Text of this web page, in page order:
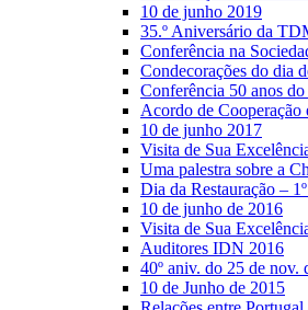
10 de junho 2019
35.º Aniversário da
Conferência na
Condecorações do dia
Conferência 50 anos
Acordo de Cooperação
10 de junho 2017
Visita de Sua
Uma palestra sobre a
Dia da Restauração –
10 de junho de 2016
Visita de Sua
Auditores IDN 2016
40º aniv. do 25 de nov.
10 de Junho de 2015